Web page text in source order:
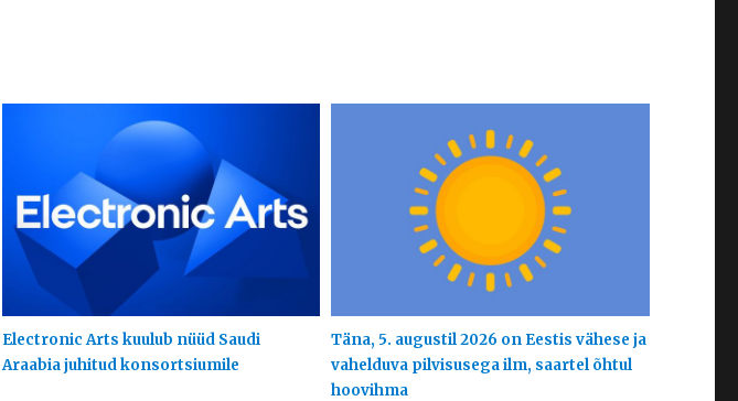
Electronic Arts kuulub nüüd Saudi
Araabia juhitud konsortsiumile
Täna, 5. augustil 2026 on Eestis vähese ja
vahelduva pilvisusega ilm, saartel õhtul
hoovihma